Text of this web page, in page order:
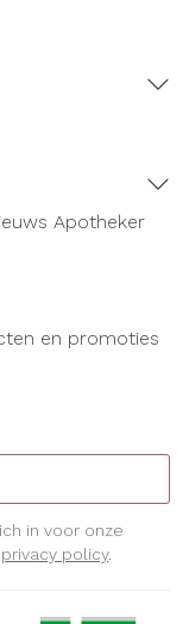
Apotheker
en promoties
in voor onze
privacy policy.